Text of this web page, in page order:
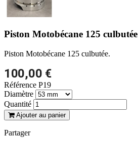
Piston Motobécane 125 culbutée
Piston Motobécane 125 culbutée.
100,00 €
Référence P19
Diamètre
Quantité
Ajouter au panier
Partager